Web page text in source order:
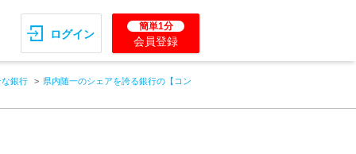
ログイン
簡単1分
会員登録
銀行
県内随一のシェアを誇る銀行の【コン